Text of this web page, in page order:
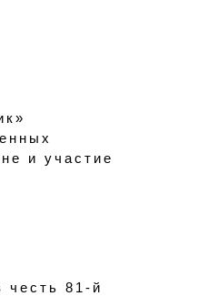
и участие
честь 81-й